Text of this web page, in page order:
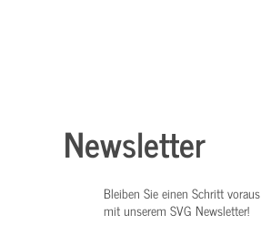
Newsletter
Bleiben Sie einen Schritt voraus
mit unserem SVG Newsletter!